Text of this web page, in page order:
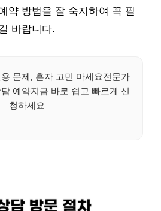
약 방법을 잘 숙지하여 꼭 필
바랍니다.
문제, 혼자 고민 마세요전문가
예약지금 바로 쉽고 빠르게 신
청하세요